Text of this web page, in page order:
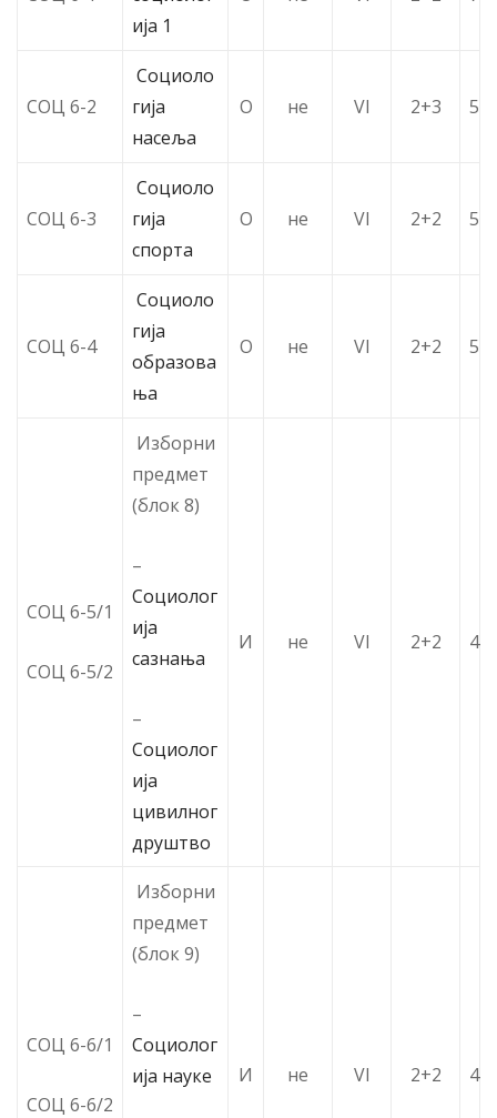
ија 1
СОЦ 6-2
Социоло
гија
насеља
О не VI 2+3 5
СОЦ 6-3
Социоло
гија
спорта
О не VI 2+2 5
СОЦ 6-4
Социоло
гија
образова
ња
О не VI 2+2 5
СОЦ 6-5/1
СОЦ 6-5/2
Изборни
предмет
(блок 8)
–
Социолог
ија
сазнања
–
Социолог
ија
цивилног
друштво
И не VI 2+2 4
СОЦ 6-6/1
СОЦ 6-6/2
Изборни
предмет
(блок 9)
–
Социолог
ија науке
И не VI 2+2 4